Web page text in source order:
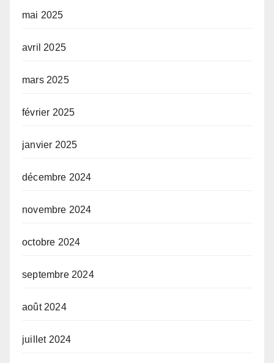
mai 2025
avril 2025
mars 2025
février 2025
janvier 2025
décembre 2024
novembre 2024
octobre 2024
septembre 2024
août 2024
juillet 2024